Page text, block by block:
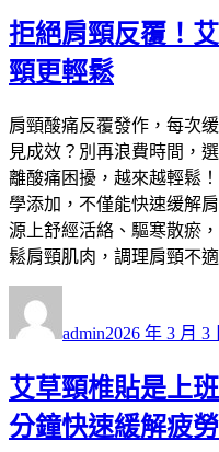
期:
拒絕肩頸反覆！
頸更輕鬆
肩頸酸痛反覆發作，每次
見成效？別再浪費時間，
離酸痛困擾，越來越輕鬆！
學添加，不僅能快速缓解
源上舒經活絡、驅寒散瘀
鬆肩頸肌肉，調理肩頸不
者
admin佈
期:
2026 年 3 月 3
艾草頸椎貼是上
分鐘快速緩解疲勞